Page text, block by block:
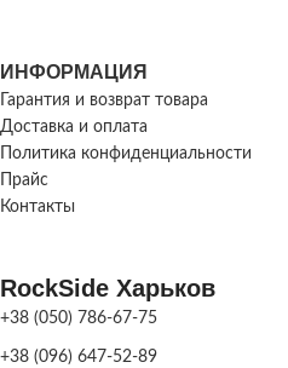
ИНФОРМАЦИЯ
Гарантия и возврат товара
Доставка и оплата
Политика конфиденциальности
Прайс
Контакты
RockSide Харьков
+38 (050) 786-67-75
+38 (096) 647-52-89